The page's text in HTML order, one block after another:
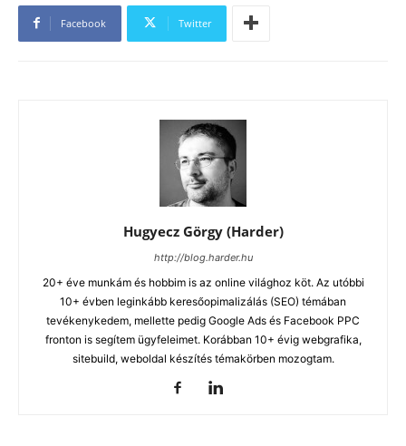
Facebook Twitter
Hugyecz Görgy (Harder)
http://blog.harder.hu
20+ éve munkám és hobbim is az online világhoz köt. Az utóbbi
10+ évben leginkább keresőopimalizálás (SEO) témában
tevékenykedem, mellette pedig Google Ads és Facebook PPC
fronton is segítem ügyfeleimet. Korábban 10+ évig webgrafika,
sitebuild, weboldal készítés témakörben mozogtam.